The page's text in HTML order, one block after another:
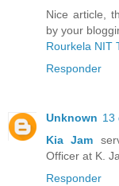
Nice article,
by your
Rourkela NIT
Responder
Unknown 13
Kia Jam
Officer at K.
Responder